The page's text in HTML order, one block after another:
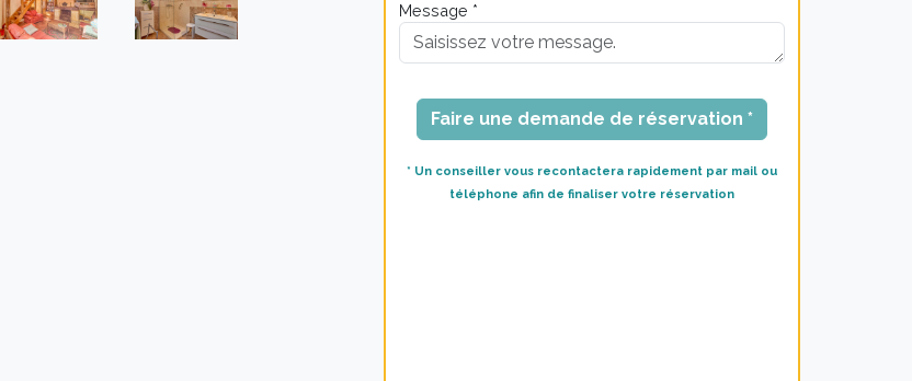
Message *
Faire une demande de réservation *
* Un conseiller vous recontactera rapidement par mail ou
téléphone afin de finaliser votre réservation